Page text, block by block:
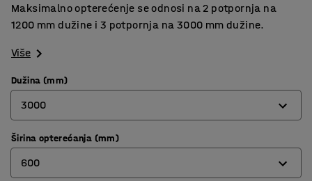
Maksimalno opterećenje se odnosi na 2 potpornja na
1200 mm dužine i 3 potpornja na 3000 mm dužine.
Više
Dužina (mm)
3000
1200
3000
Širina opterećanja (mm)
600